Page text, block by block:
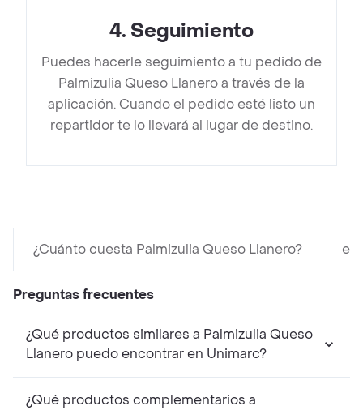
4. Seguimiento
Puedes hacerle seguimiento a tu pedido de
Palmizulia Queso Llanero a través de la
aplicación. Cuando el pedido esté listo un
repartidor te lo llevará al lugar de destino.
¿Cuánto cuesta Palmizulia Queso Llanero? en
Preguntas frecuentes
¿Qué productos similares a Palmizulia Queso
Llanero puedo encontrar en Unimarc?
¿Qué productos complementarios a